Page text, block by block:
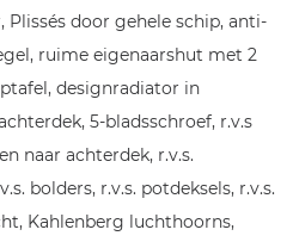
door gehele schip, anti-
ruime eigenaarshut met 2
designradiator in
5-bladsschroef, r.v.s
naar achterdek, r.v.s.
bolders, r.v.s. potdeksels, r.v.s.
Kahlenberg luchthoorns,